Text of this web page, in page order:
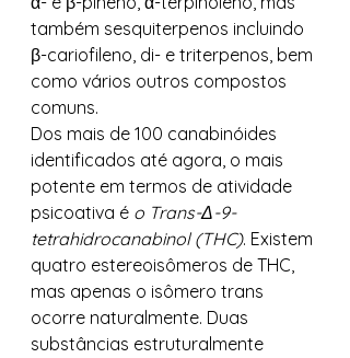
também sesquiterpenos incluindo
β-cariofileno, di- e triterpenos, bem
como vários outros compostos
comuns.
Dos mais de 100 canabinóides
identificados até agora, o mais
potente em termos de atividade
psicoativa é o Trans-Δ-9-
tetrahidrocanabinol (THC). Existem
quatro estereoisômeros de THC,
mas apenas o isômero trans
ocorre naturalmente. Duas
substâncias estruturalmente